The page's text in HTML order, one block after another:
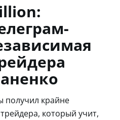
получил крайне
который учит,